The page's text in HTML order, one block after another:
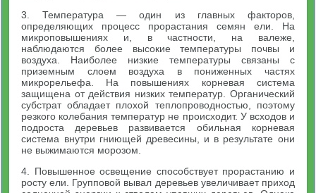
3. Температура — один из главных факторов,
определяющих процесс прорастания семян ели. На
микроповышениях и, в частности, на валеже,
наблюдаются более высокие температуры почвы и
воздуха. Наиболее низкие температуры связаны с
приземным слоем воздуха в пониженных частях
микрорельефа. На повышениях корневая система
защищена от действия низких температур. Органический
субстрат обладает плохой теплопроводностью, поэтому
резкого колебания температур не происходит. У всходов и
подроста деревьев развивается обильная корневая
система внутри гниющей древесины, и в результате они
не выжимаются морозом.
4. Повышенное освещение способствует прорастанию и
росту ели. Групповой вывал деревьев увеличивает приход